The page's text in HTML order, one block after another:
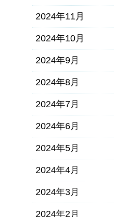
2024年11月
2024年10月
2024年9月
2024年8月
2024年7月
2024年6月
2024年5月
2024年4月
2024年3月
2024年2月